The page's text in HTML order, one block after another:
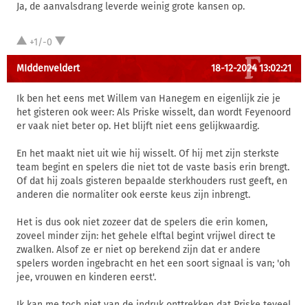
Ja, de aanvalsdrang leverde weinig grote kansen op.
+1/-0
MIddenveldert 18-12-2024 13:02:21
Ik ben het eens met Willem van Hanegem en eigenlijk zie je
het gisteren ook weer: Als Priske wisselt, dan wordt Feyenoord
er vaak niet beter op. Het blijft niet eens gelijkwaardig.
En het maakt niet uit wie hij wisselt. Of hij met zijn sterkste
team begint en spelers die niet tot de vaste basis erin brengt.
Of dat hij zoals gisteren bepaalde sterkhouders rust geeft, en
anderen die normaliter ook eerste keus zijn inbrengt.
Het is dus ook niet zozeer dat de spelers die erin komen,
zoveel minder zijn: het gehele elftal begint vrijwel direct te
zwalken. Alsof ze er niet op berekend zijn dat er andere
spelers worden ingebracht en het een soort signaal is van; 'oh
jee, vrouwen en kinderen eerst'.